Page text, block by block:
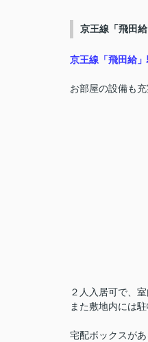
京王線「飛田
京王線「飛田給
お部屋の設備も充
２人入居可で、
また敷地内には
宅配ボックスが